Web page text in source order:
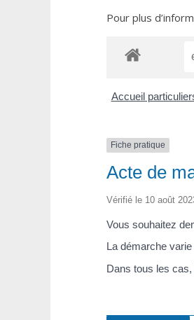
Pour plus
Accueil
Fiche pratique
Acte de
Vérifié le 10 août
Vous souhaitez
La démarche
Dans tous les